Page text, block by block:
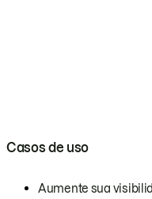
Casos de uso
Aumente sua